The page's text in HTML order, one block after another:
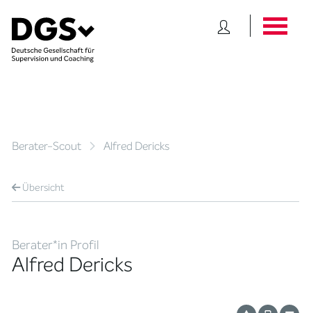
Berater-Scout Alfred Dericks
Übersicht
Berater*in Profil
Alfred Dericks